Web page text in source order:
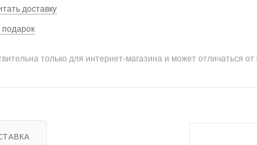
доставку
подарок
только для интернет-магазина и может отличаться